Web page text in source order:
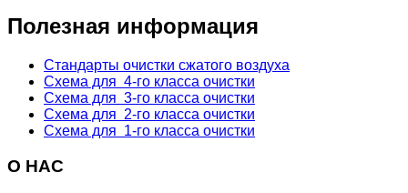
Полезная информация
Стандарты очистки сжатого воздуха
Схема для 4-го класса очистки
Схема для 3-го класса очистки
Схема для 2-го класса очистки
Схема для 1-го класса очистки
О НАС